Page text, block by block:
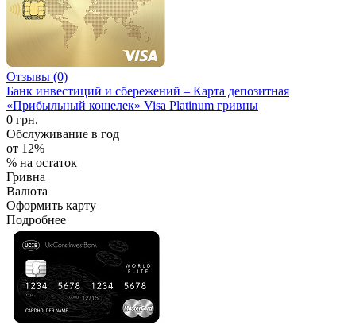
Отзывы (0)
Банк инвестиций и сбережений – Карта депозитная
«Прибыльный кошелек» Visa Platinum гривны
0 грн.
Обслуживание в год
от 12%
% на остаток
Гривна
Валюта
Оформить карту
Подробнее